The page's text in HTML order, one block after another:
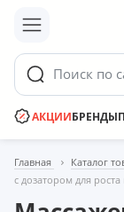
Поиск по
АКЦИИБРЕНДЫ
Главная Каталог
с дозатором для